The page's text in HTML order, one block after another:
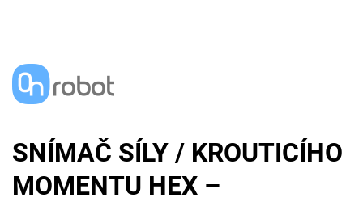
SNÍMAČ SÍLY / KROUTICÍHO
MOMENTU HEX –